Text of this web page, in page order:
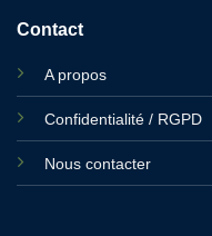
Contact
A propos
Confidentialité / RGPD
Nous contacter